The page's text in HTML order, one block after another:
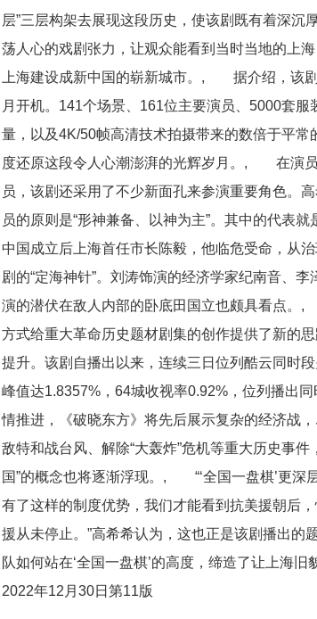
层”三层构架去展现这段历史，使该剧既有着深沉
荡人心的戏剧张力，让观众能看到当时当地的上
上海建设成新中国的崭新城市。, 据介绍，该
月开机。141个场景、161位主要演员、5000套
量，以及4K/50帧高清技术拍摄带来的数倍于平
度还原这段令人心潮澎湃的光辉岁月。, 在演员
员，该剧还采用了不少新面孔来参演重要角色。
员的原则是“形神兼备、以神为主”。其中的代表
中国成立后上海首任市长陈毅，他临危受命，从
剧的“定海神针”。刘涛饰演的经济学家纪南音、
演的潜伏在敌人内部的卧底田国立也颇具看点
方式给重大革命历史题材剧集的创作提供了新的
提升。该剧自播出以来，连续三日位列酷云同时
峰值达1.8357%，64城收视率0.92%，位列播
情推进，《破晓东方》将先后展示复杂的经济战
敌特和战台风、解除“大轰炸”危机等重大历史事
国”的概念也将逐渐浮现。, “‘全国一盘棋’更深
有了这样的制度优势，我们才能看到抗美援朝后
援从未停止。”高希希认为，这也正是该剧播出的
队如何站在‘全国一盘棋’的高度，缔造了让上海
2022年12月30日第11版